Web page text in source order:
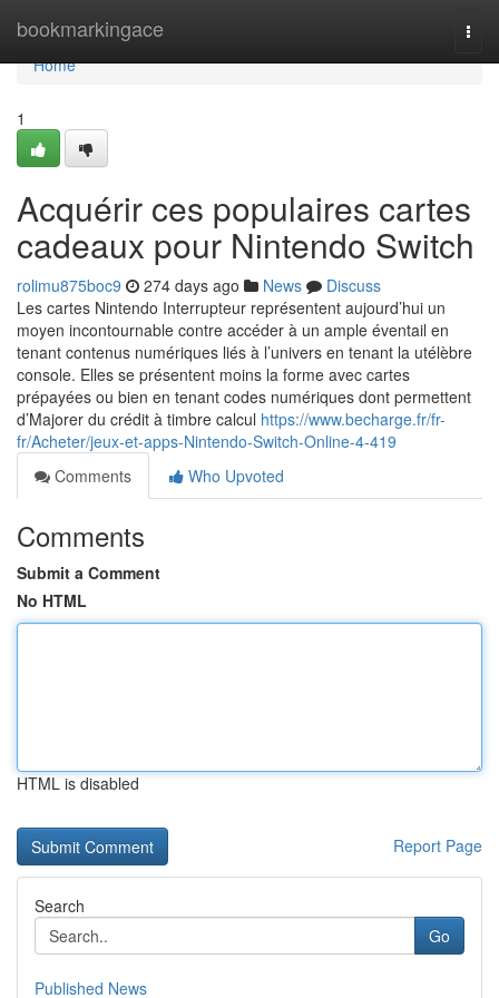
bookmarkingace
Home
Home
1
Acquérir ces populaires cartes
cadeaux pour Nintendo Switch
rolimu875boc9 274 days ago News
Discuss
Les cartes Nintendo Interrupteur représentent aujourd’hui un
moyen incontournable contre accéder à un ample éventail en
tenant contenus numériques liés à l’univers en tenant la utélèbre
console. Elles se présentent moins la forme avec cartes
prépayées ou bien en tenant codes numériques dont permettent
d’Majorer du crédit à timbre calcul https://www.becharge.fr/fr-
fr/Acheter/jeux-et-apps-Nintendo-Switch-Online-4-419
Comments
Who Upvoted
Comments
Submit a Comment
No HTML
HTML is disabled
Report Page
Search
Go
Published News